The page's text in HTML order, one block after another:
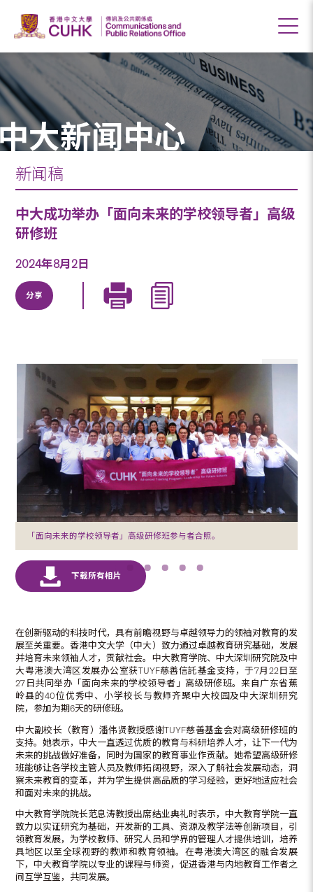
大新闻中心
新闻稿
中大成功举办「面向未来的学校领导者」高级
研修班
2024年8月2日
分享
「面向未来的学校领导者」高级研修班参与者合照。
在创新驱动的科技时代，具有前瞻视野与卓越领导力的领袖对教育的发
展至关重要。香港中文大学（中大）致力通过卓越教育研究基础，发展
并培育未来领袖人才，贡献社会。中大教育学院、中大深圳研究院及中
大粤港澳大湾区发展办公室获TUYF慈善信託基金支持，于7月22日至
27日共同举办「面向未来的学校领导者」高级研修班。来自广东省蕉
岭县的40位优秀中、小学校长与教师齐聚中大校园及中大深圳研究
院，参加为期6天的研修班。
中大副校长（教育）潘伟贤教授感谢TUYF慈善基金会对高级研修班的
支持。她表示，中大一直透过优质的教育与科研培养人才，让下一代为
未来的挑战做好准备，同时为国家的教育事业作贡献。她希望高级研修
班能够让各学校主管人员及教师拓阔视野，深入了解社会发展动态，洞
察未来教育的变革，并为学生提供高品质的学习经验，更好地适应社会
和面对未来的挑战。
中大教育学院院长范息涛教授出席结业典礼时表示，中大教育学院一直
致力以实证研究为基础，开发新的工具、资源及教学法等创新项目，引
领教育发展，为学校教师、研究人员和学界的管理人才提供培训，培养
具地区以至全球视野的教师和教育领袖。在粤港澳大湾区的融合发展
下，中大教育学院以专业的课程与师资，促进香港与内地教育工作者之
间互学互鉴，共同发展。